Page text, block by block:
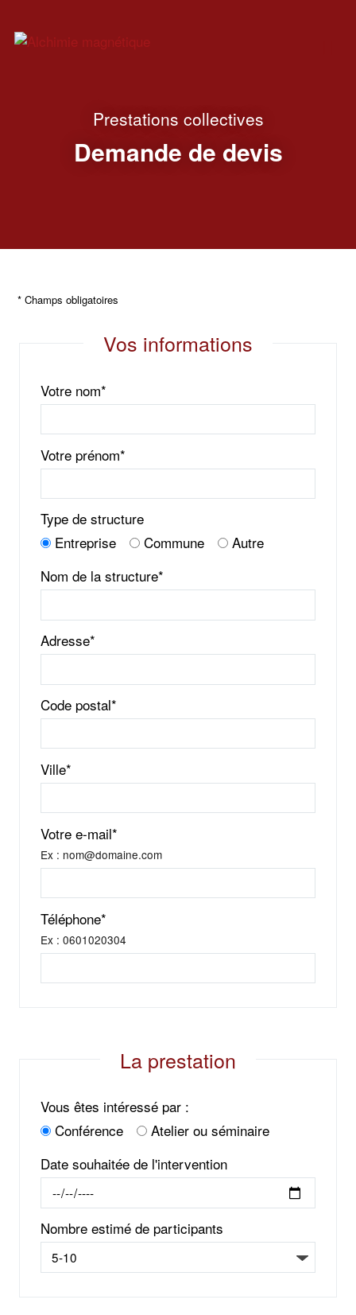
Prestations collectives
Demande de devis
* Champs obligatoires
Vos informations
Votre nom*
Votre prénom*
Type de structure
Entreprise
Commune
Autre
Nom de la structure*
Adresse*
Code postal*
Ville*
Votre e-mail*
Ex : nom@domaine.com
Téléphone*
Ex : 0601020304
La prestation
Vous êtes intéressé par :
Conférence
Atelier ou séminaire
Date souhaitée de l'intervention
Nombre estimé de participants